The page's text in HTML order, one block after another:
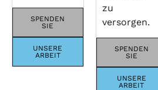
SPENDEN
SIE
UNSERE
ARBEIT
zu
versorgen.
SPENDEN
SIE
UNSERE
ARBEIT